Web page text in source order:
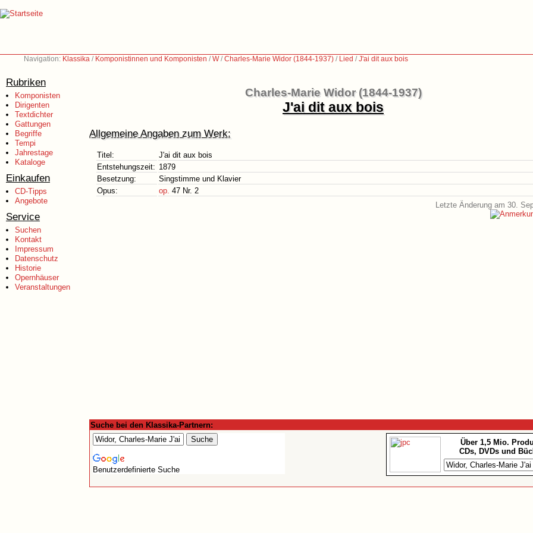
Navigation: Klassika / Komponistinnen und Komponisten /W/Charles-Marie Widor (1844-1937) / Lied /J'ai dit aux bois
Rubriken
Komponisten
Dirigenten
Textdichter
Gattungen
Begriffe
Tempi
Jahrestage
Kataloge
Einkaufen
CD-Tipps
Angebote
Service
Suchen
Kontakt
Impressum
Datenschutz
Historie
Opernhäuser
Veranstaltungen
Charles-Marie Widor (1844-1937)
J'ai dit aux bois
Allgemeine Angaben zum Werk:
Titel:
J'ai dit aux bois
Entstehungszeit: 1879
Besetzung:
Singstimme und Klavier
Opus:
op. 47 Nr. 2
Letzte Änderung am 30.
Suche bei den Klassika-Partnern:
Benutzerdefinierte Suche
Über 1,5 Mio.
CDs, DVDs und